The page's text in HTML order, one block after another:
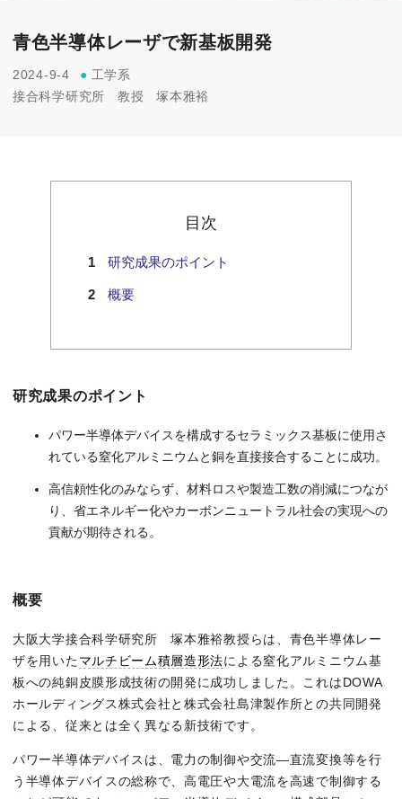
青色半導体レーザで新基板開発
2024-9-4 ● 工学系
接合科学研究所
教授 塚本雅裕
目次
研究成果のポイント
概要
研究成果のポイント
パワー半導体デバイスを構成するセラミックス基板に使用さ
れている窒化アルミニウムと銅を直接接合することに成功。
高信頼性化のみならず、材料ロスや製造工数の削減につなが
り、省エネルギー化やカーボンニュートラル社会の実現への
貢献が期待される。
概要
大阪大学接合科学研究所 塚本雅裕教授らは、青色半導体レー
ザを用いたマルチビーム積層造形法による窒化アルミニウム基
板への純銅皮膜形成技術の開発に成功しました。これはDOWA
ホールディングス株式会社と株式会社島津製作所との共同開発
による、従来とは全く異なる新技術です。
パワー半導体デバイスは、電力の制御や交流―直流変換等を行
う半導体デバイスの総称で、高電圧や大電流を高速で制御する